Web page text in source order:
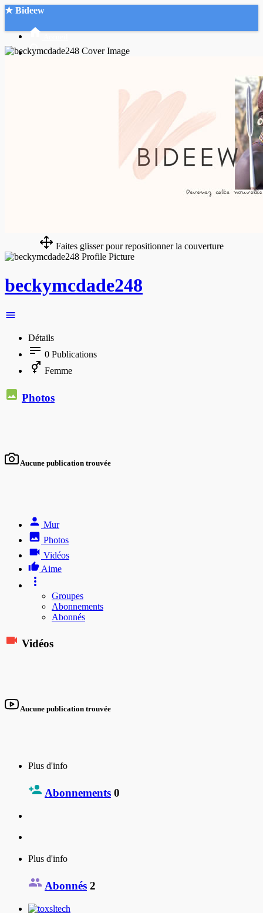
★ Bideew
Faites glisser pour repositionner la couverture
beckymcdade248
Détails
0 Publications
Femme
Photos
Aucune publication trouvée
Mur
Photos
Vidéos
Aime
Groupes
Abonnements
Abonnés
Vidéos
Aucune publication trouvée
Plus d'info
Abonnements 0
Plus d'info
Abonnés 2